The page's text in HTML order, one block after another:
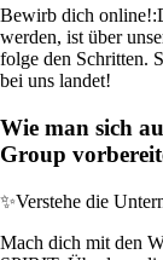
Bewirb dich online!:
werden, ist über
folge den Schritten.
bei uns landet!
Wie man sich
Group
✨Verstehe die
Mach dich mit den